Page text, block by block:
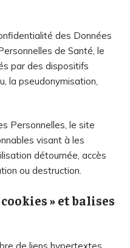
des Données
de Santé, le
par des dispositifs
la pseudonymisation,
Personnelles, le site
visant à les
détournée, accès
ou destruction.
» et balises